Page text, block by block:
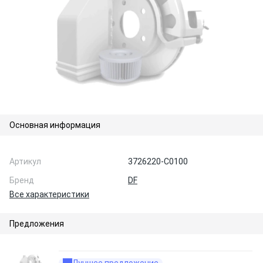
Основная информация
Артикул
3726220-C0100
Бренд
DF
Все характеристики
Предложения